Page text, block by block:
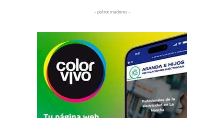
– patrocinadores –